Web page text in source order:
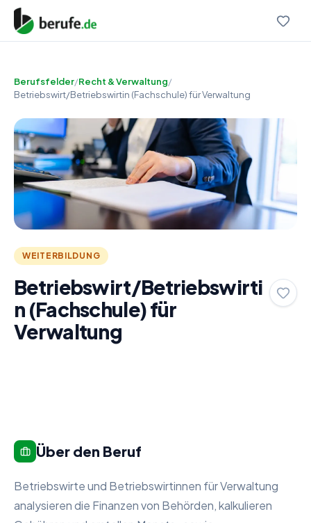
Berufsfelder/Recht & Verwaltung/
Betriebswirt/Betriebswirtin (Fachschule) für Verwaltung
WEITERBILDUNG
Betriebswirt/Betriebswirti
n (Fachschule) für
Verwaltung
Über den Beruf
Betriebswirte und Betriebswirtinnen für Verwaltung
analysieren die Finanzen von Behörden, kalkulieren